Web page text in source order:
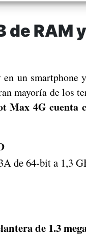
de RAM
un smartphone
mayoría de los
Max 4G cuenta
de 64-bit a 1,3
de 1.3